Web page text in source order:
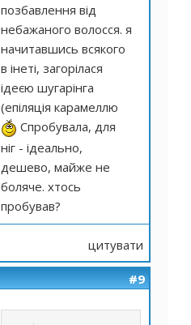
позбавлення від
небажаного волосся. я
начитавшись всякого
в інеті, загорілася
ідеєю шугарінга
(епіляція карамеллю
Спробувала, для
ніг - ідеально,
дешево, майже не
боляче. хтось
пробував?
цитувати
#9